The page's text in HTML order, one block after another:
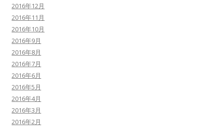
2016年12月
2016年11月
2016年10月
2016年9月
2016年8月
2016年7月
2016年6月
2016年5月
2016年4月
2016年3月
2016年2月